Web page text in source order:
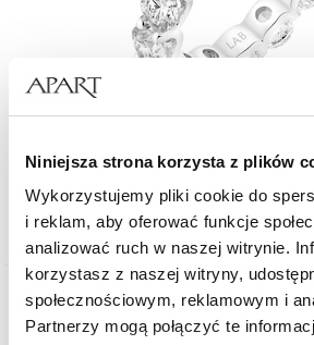
Niniejsza strona korzysta z plików
Wykorzystujemy pliki cookie do
i reklam, aby oferować funkcje
analizować ruch w naszej witrynie.
korzystasz z naszej witryny,
społecznościowym, reklamowym i
Partnerzy mogą połączyć te
Pierścionek z białego złota z brylantami
próba 750
od 15 990 zł
Wiele wariantów Złoto 585